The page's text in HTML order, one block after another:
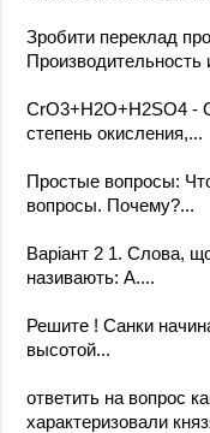
Зробити переклад
Производительность
CrO3+H2O+H2SO4 -
степень окисления,...
Простые вопросы:
вопросы. Почему?...
Варіант 2 1. Слова,
називають: А....
Решите ! Санки
высотой...
ответить на вопрос
характеризовали